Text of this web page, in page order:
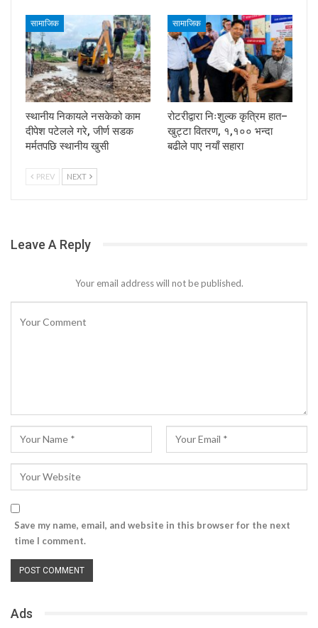
सामाजिक
स्थानीय निकायले नसकेको काम
दीपेश पटेलले गरे, जीर्ण सडक
मर्मतपछि स्थानीय खुसी
सामाजिक
रोटरीद्वारा निःशुल्क कृत्रिम हात–
खुट्टा वितरण, १,१०० भन्दा
बढीले पाए नयाँ सहारा
PREV NEXT
Leave A Reply
Your email address will not be published.
Save my name, email, and website in this browser for the next
time I comment.
Ads